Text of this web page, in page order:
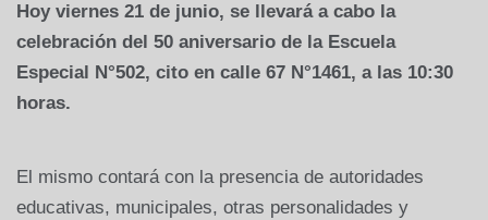
Hoy viernes 21 de junio, se llevará a cabo la
celebración del 50 aniversario de la Escuela
Especial N°502, cito en calle 67 N°1461, a las 10:30
horas.
El mismo contará con la presencia de autoridades
educativas, municipales, otras personalidades y